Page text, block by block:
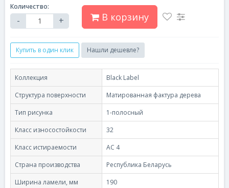
Количество:
- + В корзину
Купить в один клик Нашли дешевле?
Коллекция
Black Label
Структура поверхности
Матированная фактура дерева
Тип рисунка
1-полосный
Класс износостойкости
32
Класс истираемости
AC 4
Страна производства
Республика Беларусь
Ширина ламели, мм
190